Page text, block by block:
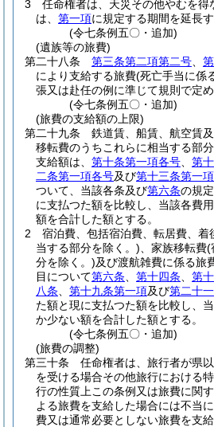
3
任命権者は、天災その他やむを得
は、 第一項に規定する期間を延長
(令七条例五〇・追加)
(遺族等の旅費)
第二十八条
第三条第二項第二号
により支給する旅費(死亡手当に係
張又は赴任の例に準じて規則で定め
(令七条例五〇・追加)
(旅費の支給額の上限)
第二十九条
鉄道賃、船賃、航空賃
移転費のうちこれらに相当する部
支給額は、 第十条第一項各号 第
二条第一項各号及び第十三条第一
ついて、当該各条及び第六条の規
に支払つた額を比較し、当該各費
額を合計した額とする。
2
宿泊費、包括宿泊費、転居費、着
当する部分を除く。) 、家族移転費(
分を除く。)及び渡航雑費に係る旅
目について第六条 第十四条 第
八条
第十九条第一項及び第二十
た額と現に支払つた額を比較し、
か少ない額を合計した額とする。
(令七条例五〇・追加)
(旅費の調整)
第三十条
任命権者は、旅行者が県
を受ける場合その他旅行における
行の性質上この条例又は旅費に関
よる旅費を支給した場合には不当
費又は通常必要としない旅費を支